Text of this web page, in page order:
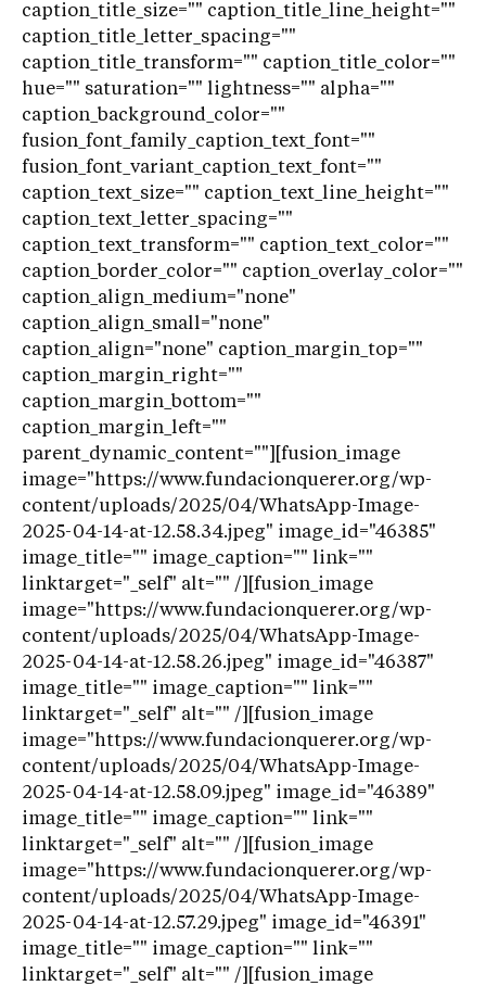
caption_title_size="" caption_title_line_height=""
caption_title_letter_spacing=""
caption_title_transform="" caption_title_color=""
hue="" saturation="" lightness="" alpha=""
caption_background_color=""
fusion_font_family_caption_text_font=""
fusion_font_variant_caption_text_font=""
caption_text_size="" caption_text_line_height=""
caption_text_letter_spacing=""
caption_text_transform="" caption_text_color=""
caption_border_color="" caption_overlay_color=""
caption_align_medium="none"
caption_align_small="none"
caption_align="none" caption_margin_top=""
caption_margin_right=""
caption_margin_bottom=""
caption_margin_left=""
parent_dynamic_content=""][fusion_image
image="https://www.fundacionquerer.org/wp-
content/uploads/2025/04/WhatsApp-Image-
2025-04-14-at-12.58.34.jpeg" image_id="46385"
image_title="" image_caption="" link=""
linktarget="_self" alt="" /][fusion_image
image="https://www.fundacionquerer.org/wp-
content/uploads/2025/04/WhatsApp-Image-
2025-04-14-at-12.58.26.jpeg" image_id="46387"
image_title="" image_caption="" link=""
linktarget="_self" alt="" /][fusion_image
image="https://www.fundacionquerer.org/wp-
content/uploads/2025/04/WhatsApp-Image-
2025-04-14-at-12.58.09.jpeg" image_id="46389"
image_title="" image_caption="" link=""
linktarget="_self" alt="" /][fusion_image
image="https://www.fundacionquerer.org/wp-
content/uploads/2025/04/WhatsApp-Image-
2025-04-14-at-12.57.29.jpeg" image_id="46391"
image_title="" image_caption="" link=""
linktarget="_self" alt="" /][fusion_image